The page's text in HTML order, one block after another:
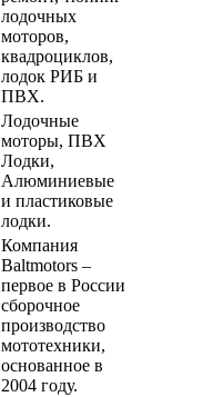
лодочных
моторов,
квадроциклов,
лодок РИБ и
ПВХ.
Лодочные
моторы, ПВХ
Лодки,
Алюминиевые
и пластиковые
лодки.
Компания
Baltmotors –
первое в России
сборочное
производство
мототехники,
основанное в
2004 году.